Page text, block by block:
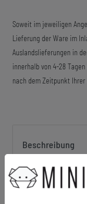
Soweit im jeweiligen
Lieferung der Ware im
Auslandslieferungen in
innerhalb von 4-28
nach dem Zeitpunkt Ihrer
Beschreibung
Versilberte Kette mit